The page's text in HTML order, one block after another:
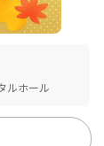
ルホール